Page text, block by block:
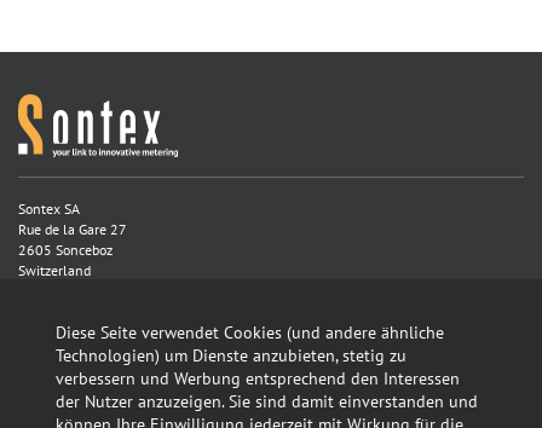
Sontex SA
Rue de la Gare 27
2605 Sonceboz
Switzerland
sontex@sontex.ch
Diese Seite verwendet Cookies (und andere ähnliche
Technologien) um Dienste anzubieten, stetig zu
verbessern und Werbung entsprechend den Interessen
der Nutzer anzuzeigen. Sie sind damit einverstanden und
können Ihre Einwilligung jederzeit mit Wirkung für die